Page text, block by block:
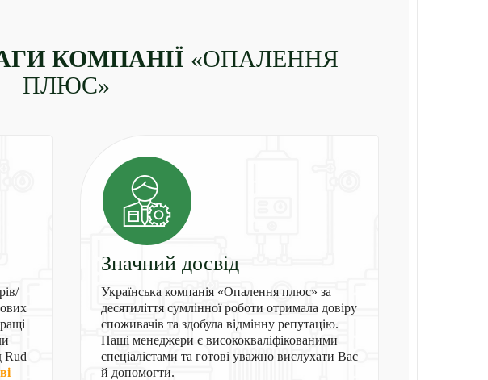
КОМПАНІЇ «ОПАЛЕННЯ
ПЛЮС»
Rud
Значний досвід
Українська компанія «Опалення плюс» за
десятиліття сумлінної роботи отримала довіру
споживачів та здобула відмінну репутацію.
Наші менеджери є висококваліфікованими
спеціалістами та готові уважно вислухати Вас
й допомогти.